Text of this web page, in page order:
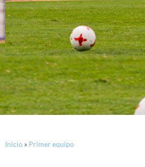
Inicio » Primer equipo